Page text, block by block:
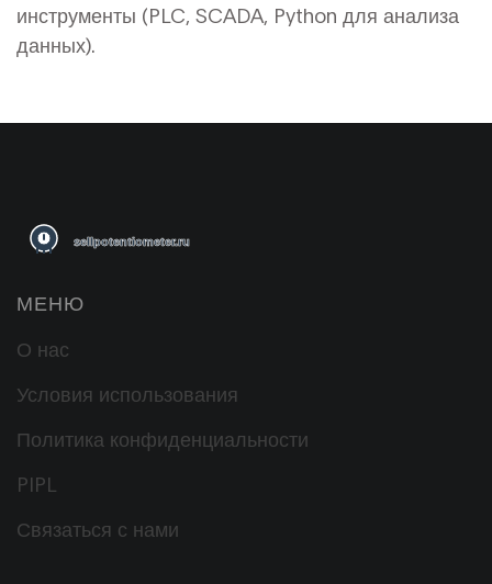
инструменты (PLC, SCADA, Python для анализа
данных).
МЕНЮ
О нас
Условия использования
Политика конфиденциальности
PIPL
Связаться с нами